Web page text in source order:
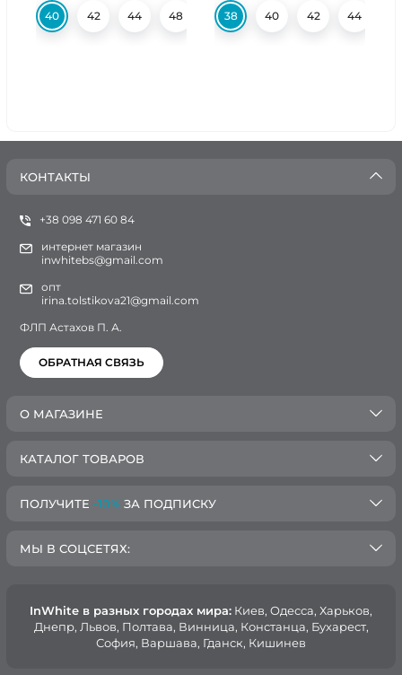
40 42 44 48 50 38 40 42 44
КОНТАКТЫ
+38 098 471 60 84
интернет магазин
inwhitebs@gmail.com
опт
irina.tolstikova21@gmail.com
ФЛП Астахов П. А.
ОБРАТНАЯ СВЯЗЬ
О МАГАЗИНЕ
КАТАЛОГ ТОВАРОВ
ПОЛУЧИТЕ -10% ЗА ПОДПИСКУ
МЫ В СОЦСЕТЯХ:
InWhite в разных городах мира: Киев, Oдесса, Харьков,
Днепр, Львов, Полтава, Винница, Констанца, Бухарест,
София, Варшава, Гданск, Кишинев